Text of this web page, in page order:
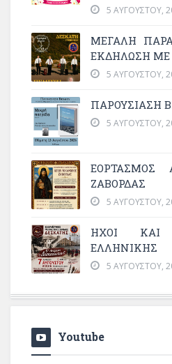
5 ΑΥΓΟΎΣΤΟΥ,
ΜΕΓΆΛΗ
ΕΚΔΉΛΩΣΗ ΜΕ
5 ΑΥΓΟΎΣΤΟΥ,
ΠΑΡΟΥΣΙΑΣΗ
5 ΑΥΓΟΎΣΤΟΥ,
ΕΟΡΤΑΣΜΟΣ
ΖΑΒΟΡΔΑΣ
5 ΑΥΓΟΎΣΤΟΥ,
ΗΧΟΙ ΚΑΙ
ΕΛΛΗΝΙΚΗΣ
5 ΑΥΓΟΎΣΤΟΥ,
Youtube